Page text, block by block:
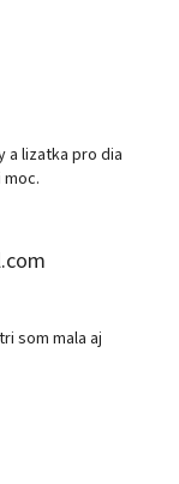
a lizatka pro dia
som mala aj